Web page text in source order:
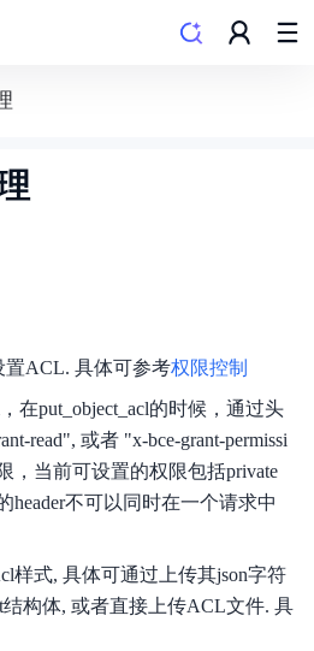
置ACL. 具体可参考权限控制
在put_object_acl的时候，通过头
read", 或者 "x-bce-grant-permissi
，当前可设置的权限包括private
header不可以同时在一个请求中
样式, 具体可通过上传其json字符
结构体, 或者直接上传ACL文件. 具